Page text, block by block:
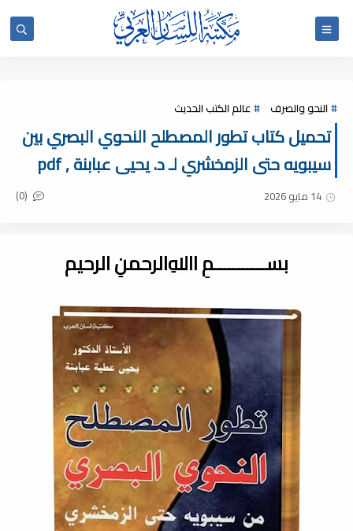
النحو والصرف عالم الكتب الحديث
تحميل كتاب تطور المصطلح النحوي البصري بين
سيبويه حتى الزمخشري لـ د. يحيى عبابنة , pdf
14 مايو 2026 (0)
بســـــــــــمِ اﷲِالرحمنِ الرحيم